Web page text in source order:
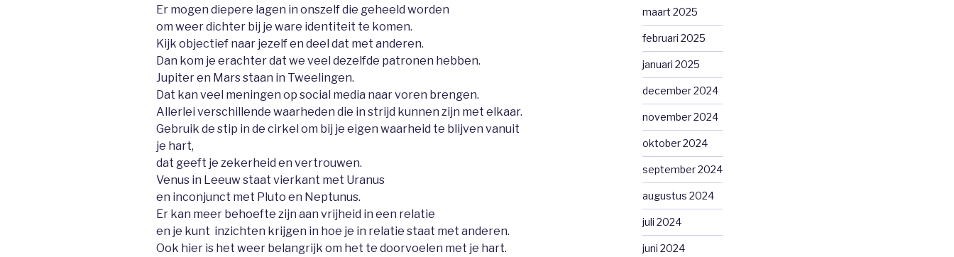
Er mogen diepere lagen in onszelf die geheeld worden
om weer dichter bij je ware identiteit te komen.
Kijk objectief naar jezelf en deel dat met anderen.
Dan kom je erachter dat we veel dezelfde patronen hebben.
Jupiter en Mars staan in Tweelingen.
Dat kan veel meningen op social media naar voren brengen.
Allerlei verschillende waarheden die in strijd kunnen zijn met elkaar.
Gebruik de stip in de cirkel om bij je eigen waarheid te blijven vanuit
je hart,
dat geeft je zekerheid en vertrouwen.
Venus in Leeuw staat vierkant met Uranus
en inconjunct met Pluto en Neptunus.
Er kan meer behoefte zijn aan vrijheid in een relatie
en je kunt inzichten krijgen in hoe je in relatie staat met anderen.
Ook hier is het weer belangrijk om het te doorvoelen met je hart.
maart 2025
februari 2025
januari 2025
december 2024
november 2024
oktober 2024
september 2024
augustus 2024
juli 2024
juni 2024